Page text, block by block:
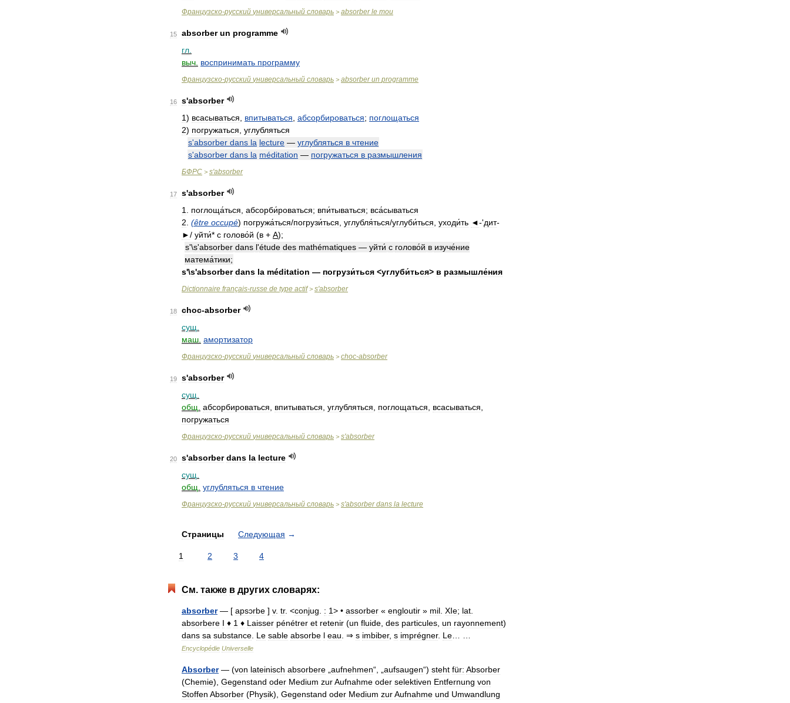
Французско-русский универсальный словарь > absorber le mou
15 absorber un programme
гл
выч воспринимать программу
Французско-русский универсальный словарь > absorber un programme
16 s'absorber
1) всасываться впитываться абсорбироваться; поглощаться
2) погружаться углубляться
s'absorber dans la lecture — углубляться в чтение
s'absorber dans la méditation — погружаться в размышления
БФРС > s'absorber
17 s'absorber
1
поглоща́ться абсорби́роваться; впи́тываться; вса́сываться
2 (être occupé) погружа́ться/погрузи́ться углубля́ться/углуби́ться уходи́ть ◄-'дит-
►/ уйти́* с голово́й (в + A);
s'\s'absorber dans l'étude des mathématiques — уйти́ с голово́й в изуче́ние
матема́тики;
s'\s'absorber dans la méditation — погрузи́ться <углуби́ться> в размышле́ния
Dictionnaire français-russe de type actif> s'absorber
18 choc-absorber
сущ
маш амортизатор
Французско-русский универсальный словарь > choc-absorber
19 s'absorber
сущ
общ абсорбироваться впитываться углубляться поглощаться всасываться
погружаться
Французско-русский универсальный словарь > s'absorber
20 s'absorber dans la lecture
сущ
общ углубляться в чтение
Французско-русский универсальный словарь > s'absorber dans la lecture
Страницы Следующая →
1 2 3 4
См. также в других словарях:
absorber— [ apsɔrbe ] v. tr. <conjug : 1> • assorber « engloutir » mil XIe; lat
absorbere I ♦ 1 ♦ Laisser pénétrer et retenir (un fluide des particules un rayonnement)
dans sa substance Le sable absorbe l eau . ⇒ s imbiber, s imprégner. Le
Encyclopédie Universelle
Absorber— (von lateinisch absorbere aufnehmen“, „ aufsaugen“) steht für: Absorber
(Chemie), Gegenstand oder Medium zurAufnahme oder selektiven Entfernung von
Stoffen Absorber (Physik), Gegenstand oder Medium zurAufnahme und Umwandlung